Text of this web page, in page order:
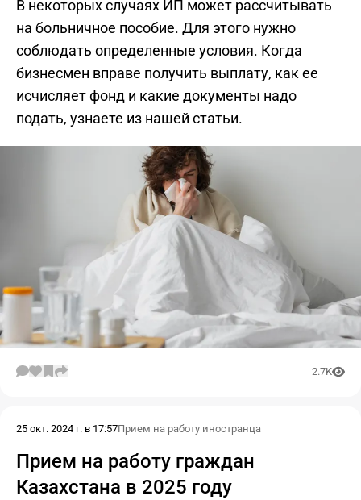
В некоторых случаях ИП может рассчитывать
на больничное пособие. Для этого нужно
соблюдать определенные условия. Когда
бизнесмен вправе получить выплату, как ее
исчисляет фонд и какие документы надо
подать, узнаете из нашей статьи.
2.7K
25 окт. 2024 г. в 17:57Прием на работу иностранца
Прием на работу граждан
Казахстана в 2025 году